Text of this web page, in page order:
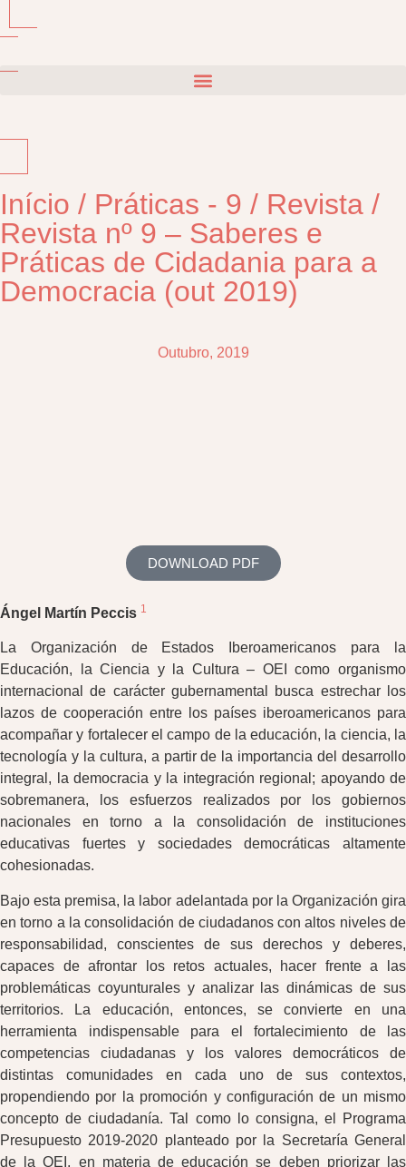
Início / Práticas - 9 / Revista /
Revista nº 9 – Saberes e
Práticas de Cidadania para a
Democracia (out 2019)
Outubro, 2019
DOWNLOAD PDF
Ángel Martín Peccis 1
La Organización de Estados Iberoamericanos para la
Educación, la Ciencia y la Cultura – OEI como organismo
internacional de carácter gubernamental busca estrechar los
lazos de cooperación entre los países iberoamericanos para
acompañar y fortalecer el campo de la educación, la ciencia, la
tecnología y la cultura, a partir de la importancia del desarrollo
integral, la democracia y la integración regional; apoyando de
sobremanera, los esfuerzos realizados por los gobiernos
nacionales en torno a la consolidación de instituciones
educativas fuertes y sociedades democráticas altamente
cohesionadas.
Bajo esta premisa, la labor adelantada por la Organización gira
en torno a la consolidación de ciudadanos con altos niveles de
responsabilidad, conscientes de sus derechos y deberes,
capaces de afrontar los retos actuales, hacer frente a las
problemáticas coyunturales y analizar las dinámicas de sus
territorios. La educación, entonces, se convierte en una
herramienta indispensable para el fortalecimiento de las
competencias ciudadanas y los valores democráticos de
distintas comunidades en cada uno de sus contextos,
propendiendo por la promoción y configuración de un mismo
concepto de ciudadanía. Tal como lo consigna, el Programa
Presupuesto 2019-2020 planteado por la Secretaría General
de la OEI, en materia de educación se deben priorizar las